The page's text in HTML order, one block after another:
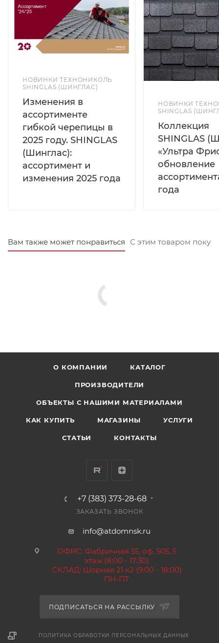
НОВИНКИ ТЕХНОНИКОЛЬ
SHINGLAS (ШИНГЛАС)
Изменения в
ассортименте
гибкой черепицы в
2025 году. SHINGLAS
(Шинглас):
ассортимент и
изменения 2025 года
НОВИНКИ
SHINGLAS
Коллекция
SHINGLAS
«Ультра
обновление
года
Вам также может понравиться С этим товаром
О КОМПАНИИ КАТАЛОГ
ПРОИЗВОДИТЕЛИ
ОБЪЕКТЫ С НАШИМИ МАТЕРИАЛАМИ
КАК КУПИТЬ МАГАЗИНЫ УСЛУГИ
СТАТЬИ КОНТАКТЫ
+7 (383) 373-28-68
ЗАКАЗАТЬ ЗВОНОК
info@atdomnsk.ru
ОФИС: Фабричная 55, оф. 505, 5
этаж (8:00 - 17:30)
СКЛАД: Шорная 21 к2 (9:00 - 18:00)
ПН-ПТ
ПОДПИСАТЬСЯ НА РАССЫЛКУ
ПОЛИТИКА ОБРАБОТКИ ПЕРСОНАЛЬНЫХ ДАННЫХ